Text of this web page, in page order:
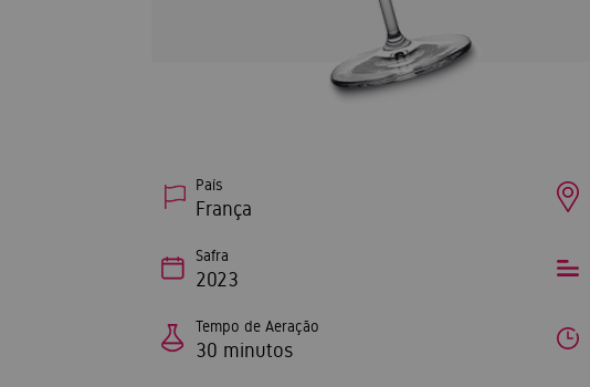
País
França
Safra
2023
Tempo de Aeração
30 minutos